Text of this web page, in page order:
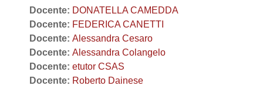
Docente: DONATELLA CAMEDDA
Docente: FEDERICA CANETTI
Docente: Alessandra Cesaro
Docente: Alessandra Colangelo
Docente: etutor CSAS
Docente: Roberto Dainese